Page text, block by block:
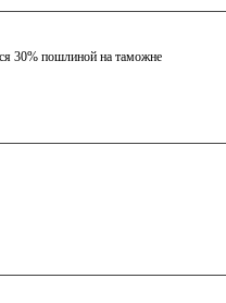
30% пошлиной на таможне